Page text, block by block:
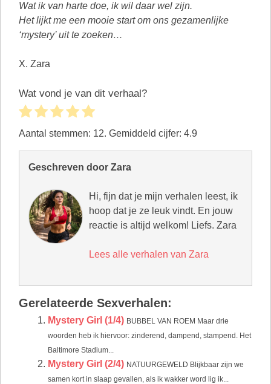
Wat ik van harte doe, ik wil daar wel zijn.
Het lijkt me een mooie start om ons gezamenlijke
‘mystery’ uit te zoeken…
X. Zara
Wat vond je van dit verhaal?
Aantal stemmen: 12. Gemiddeld cijfer: 4.9
Geschreven door Zara
Hi, fijn dat je mijn verhalen leest, ik
hoop dat je ze leuk vindt. En jouw
reactie is altijd welkom! Liefs. Zara
Lees alle verhalen van Zara
Gerelateerde Sexverhalen:
Mystery Girl (1/4) BUBBEL VAN ROEM Maar drie
woorden heb ik hiervoor: zinderend, dampend, stampend. Het
Baltimore Stadium...
Mystery Girl (2/4) NATUURGEWELD Blijkbaar zijn we
samen kort in slaap gevallen, als ik wakker word lig ik...